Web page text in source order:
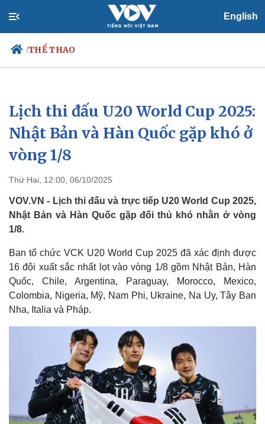
English
/THỂ THAO
Chính trị
Đảng
Tổ chức nhân sự
Quốc hội
Nhận diện sự thật
Xã hội
Tin 24h
Dự báo thời tiết
Lịch thi đấu U20 World Cup 2025:
Nhật Bản và Hàn Quốc gặp khó ở
vòng 1/8
Thứ Hai, 12:00, 06/10/2025
VOV.VN - Lịch thi đấu và trực tiếp U20 World Cup 2025,
Nhật Bản và Hàn Quốc gặp đối thủ khó nhằn ở vòng
1/8.
Ban tổ chức VCK U20 World Cup 2025 đã xác định được
16 đội xuất sắc nhất lọt vào vòng 1/8 gồm Nhật Bản, Hàn
Quốc, Chile, Argentina, Paraguay, Morocco, Mexico,
Colombia, Nigeria, Mỹ, Nam Phi, Ukraine, Na Uy, Tây Ban
Nha, Italia và Pháp.